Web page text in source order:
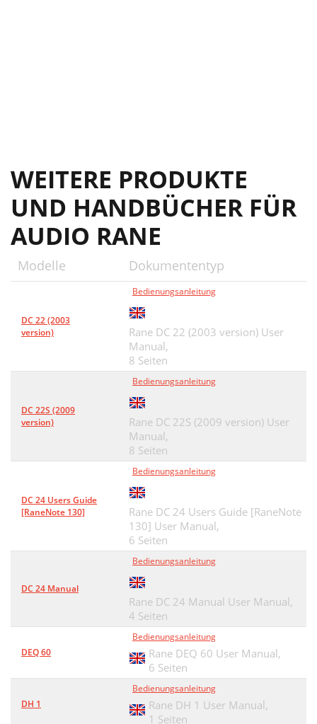
WEITERE PRODUKTE
UND HANDBÜCHER FÜR
AUDIO RANE
Modelle Dokumententyp
DC 22 (2003
version)
Bedienungsanleitung
Rane DC 22 (2003 version) User
Manual,
8 Seiten
DC 22S (2009
version)
Bedienungsanleitung
Rane DC 22S (2009 version) User
Manual,
8 Seiten
DC 24 Users Guide
[RaneNote 130]
Bedienungsanleitung
Rane DC 24 Users Guide [RaneNote
130] User Manual,
6 Seiten
DC 24 Manual
Bedienungsanleitung
Rane DC 24 Manual User Manual,
4 Seiten
DEQ 60
Bedienungsanleitung
Rane DEQ 60 User Manual,
6 Seiten
DH 1
Bedienungsanleitung
Rane DH 1 User Manual,
1 Seiten